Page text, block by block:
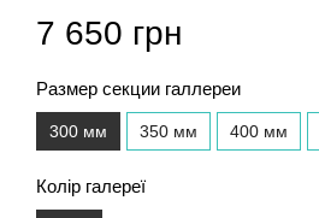
7 650 грн
Размер секции галлереи
300 мм 350 мм 400 мм
Колір галереї